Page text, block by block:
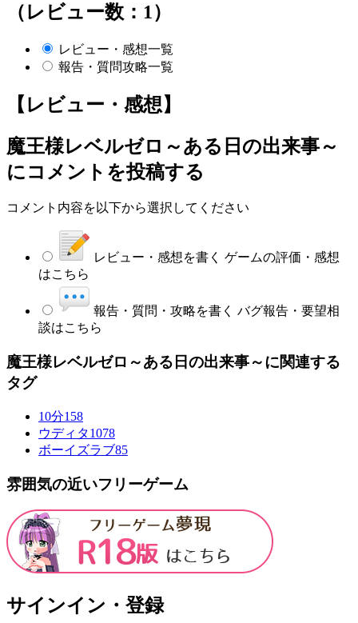
（レビュー数：1）
レビュー・感想一覧
報告・質問攻略一覧
【レビュー・感想】
魔王様レベルゼロ～ある日の出来事～
にコメントを投稿する
コメント内容を以下から選択してください
レビュー・感想を書く ゲームの評価・感想
はこちら
報告・質問・攻略を書く バグ報告・要望相
談はこちら
魔王様レベルゼロ～ある日の出来事～に関連する
タグ
10分158
ウディタ1078
ボーイズラブ85
雰囲気の近いフリーゲーム
サインイン・登録